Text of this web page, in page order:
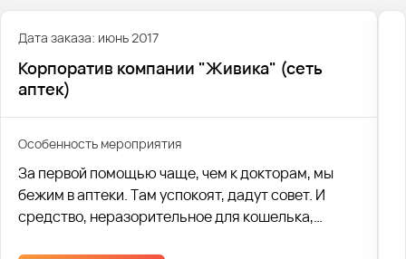
Дата заказа: июнь 2017
Корпоратив компании "Живика" (сеть
аптек)
Особенность мероприятия
За первой помощью чаще, чем к докторам, мы
бежим в аптеки. Там успокоят, дадут совет. И
средство, неразорительное для кошелька,